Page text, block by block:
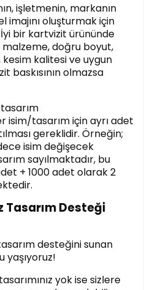
işletmenin, markanın
imajını oluşturmak için
bir kartvizit ürününde
doğru boyut,
kalitesi ve uygun
baskısının olmazsa
isim/tasarım için ayrı adet
gereklidir. Örneğin;
isim değişecek
sayılmaktadır, bu
+ 1000 adet olarak 2
Tasarım Desteği
desteğini sunan
yaşıyoruz!
yok ise sizlere